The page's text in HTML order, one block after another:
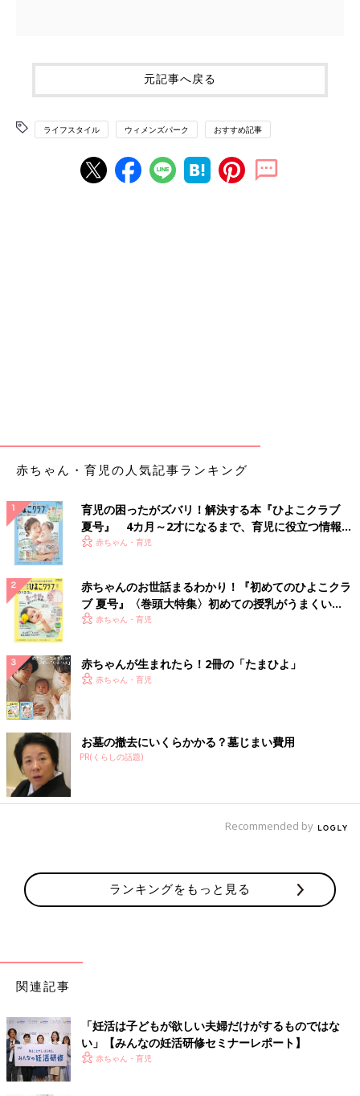
元記事へ戻る
ライフスタイル ウィメンズパーク おすすめ記事
赤ちゃん・育児の人気記事ランキング
育児の困ったがズバリ！解決する本『ひよこクラブ
夏号』 4カ月～2才になるまで、育児に役立つ情報が
いっぱい！
赤ちゃん・育児
赤ちゃんのお世話まるわかり！『初めてのひよこクラ
ブ 夏号』〈巻頭大特集〉初めての授乳がうまくい
く！ おっぱい・ミルクの基本と夏のトラブル 解決テ
赤ちゃん・育児
赤ちゃんが生まれたら！2冊の「たまひよ」
赤ちゃん・育児
お墓の撤去にいくらかかる？墓じまい費用
PR(くらしの話題)
Recommended by
ランキングをもっと見る
関連記事
「妊活は子どもが欲しい夫婦だけがするものではな
い」【みんなの妊活研修セミナーレポート】
赤ちゃん・育児